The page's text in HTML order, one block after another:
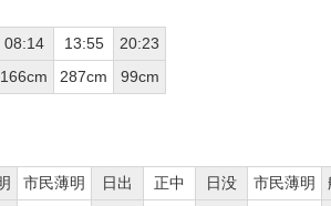
08:14 13:55
20:23
166cm 287cm 99cm
市民薄明 日出 正中 日没 市民薄明